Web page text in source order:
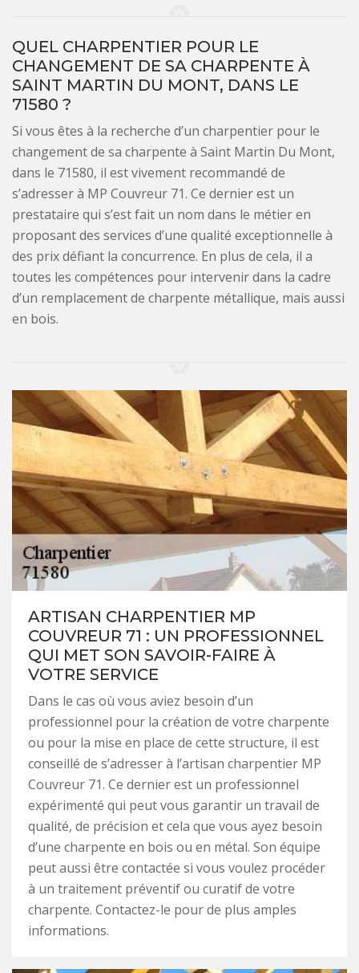
QUEL CHARPENTIER POUR LE
CHANGEMENT DE SA CHARPENTE À
SAINT MARTIN DU MONT, DANS LE
71580 ?
Si vous êtes à la recherche d’un charpentier pour le
changement de sa charpente à Saint Martin Du Mont,
dans le 71580, il est vivement recommandé de
s’adresser à MP Couvreur 71. Ce dernier est un
prestataire qui s’est fait un nom dans le métier en
proposant des services d’une qualité exceptionnelle à
des prix défiant la concurrence. En plus de cela, il a
toutes les compétences pour intervenir dans la cadre
d’un remplacement de charpente métallique, mais aussi
en bois.
ARTISAN CHARPENTIER MP
COUVREUR 71 : UN PROFESSIONNEL
QUI MET SON SAVOIR-FAIRE À
VOTRE SERVICE
Dans le cas où vous aviez besoin d’un
professionnel pour la création de votre charpente
ou pour la mise en place de cette structure, il est
conseillé de s’adresser à l’artisan charpentier MP
Couvreur 71. Ce dernier est un professionnel
expérimenté qui peut vous garantir un travail de
qualité, de précision et cela que vous ayez besoin
d’une charpente en bois ou en métal. Son équipe
peut aussi être contactée si vous voulez procéder
à un traitement préventif ou curatif de votre
charpente. Contactez-le pour de plus amples
informations.